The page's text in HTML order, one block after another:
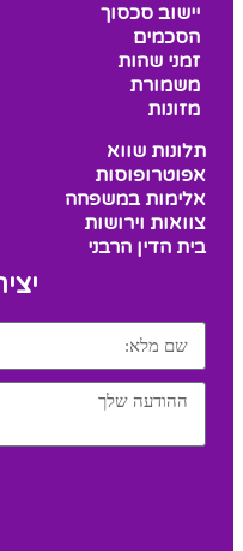
יישוב סכסוך
הסכמים
זמני שהות
משמורת
מזונות
תלונות שווא
אפוטרופוסות
אלימות במשפחה
צוואות וירושות
בית הדין הרבני